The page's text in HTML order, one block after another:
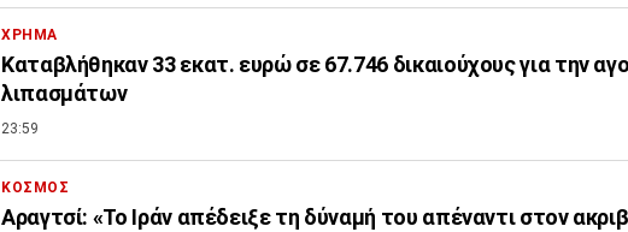
ΧΡΗΜΑ
Καταβλήθηκαν 33 εκατ. ευρώ σε 67.746 δικαιούχους για την
λιπασμάτων
23:59
ΚΟΣΜΟΣ
Αραγτσί: «Το Ιράν απέδειξε τη δύναμή του απέναντι στον